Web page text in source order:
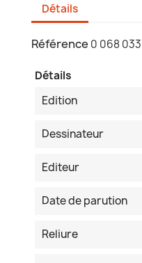
Détails
Référence 0 068 033
Détails
Edition
Dessinateur
Editeur
Date de parution
Reliure